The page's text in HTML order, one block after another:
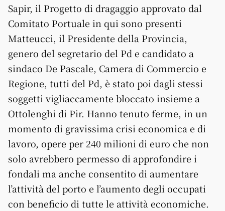
Sapir, il Progetto di dragaggio approvato dal
Comitato Portuale in qui sono presenti
Matteucci, il Presidente della Provincia,
genero del segretario del Pd e candidato a
sindaco De Pascale, Camera di Commercio e
Regione, tutti del Pd, è stato poi dagli stessi
soggetti vigliaccamente bloccato insieme a
Ottolenghi di Pir. Hanno tenuto ferme, in un
momento di gravissima crisi economica e di
lavoro, opere per 240 milioni di euro che non
solo avrebbero permesso di approfondire i
fondali ma anche consentito di aumentare
l’attività del porto e l’aumento degli occupati
con beneficio di tutte le attività economiche.